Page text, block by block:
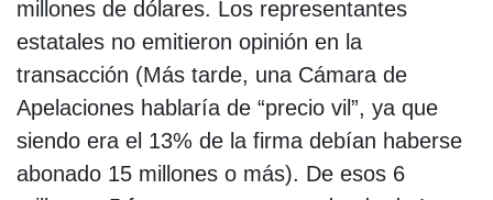
millones de dólares. Los representantes
estatales no emitieron opinión en la
transacción (Más tarde, una Cámara de
Apelaciones hablaría de “precio vil”, ya que
siendo era el 13% de la firma debían haberse
abonado 15 millones o más). De esos 6